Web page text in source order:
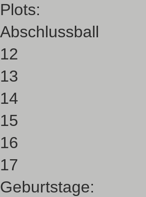
Plots:
Abschlussball
12
13
14
15
16
17
Geburtstage: